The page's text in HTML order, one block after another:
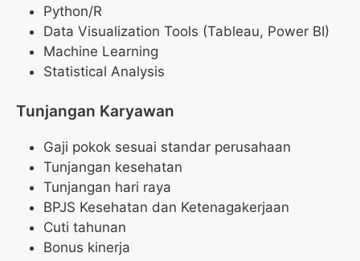
Python/R
Data Visualization Tools (Tableau, Power BI)
Machine Learning
Statistical Analysis
Tunjangan Karyawan
Gaji pokok sesuai standar perusahaan
Tunjangan kesehatan
Tunjangan hari raya
BPJS Kesehatan dan Ketenagakerjaan
Cuti tahunan
Bonus kinerja